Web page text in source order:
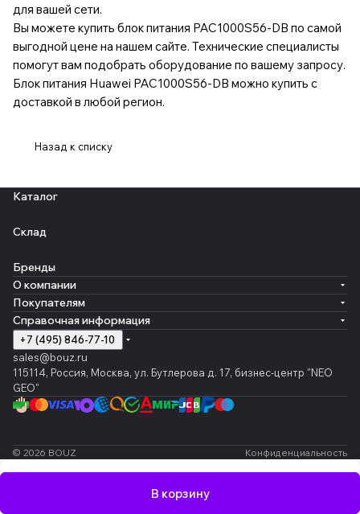
для вашей сети.
Вы можете купить блок питания PAC1000S56-DB по самой
выгодной цене на нашем сайте. Технические специалисты
помогут вам подобрать оборудование по вашему запросу.
Блок питания Huawei PAC1000S56-DB можно купить с
доставкой в любой регион.
Назад к списку
В корзину
Каталог
Склад
Бренды
О компании
Покупателям
Справочная информация
+7 (495) 846-77-10
sales@bouz.ru
115114, Россия, Москва, ул. Бутлерова д. 17, бизнес-центр "NEO
GEO"
© 2026 BOUZ Конфиденциальность